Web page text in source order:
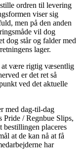
ordren til levering
viser sig
men på den anden
vil dog
dog står og falder med
lager.
at være rigtig væsentlig
er det ret så
ved det aktuelle
med dag-til-dag
Pride / Regnbue Slips,
bestillingen placeres
at de kan nå at få
har